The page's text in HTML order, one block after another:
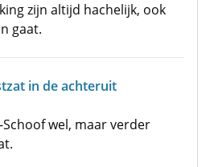
zijn altijd hachelijk, ook
gaat.
in de achteruit
wel, maar verder